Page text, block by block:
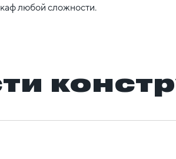
любой сложности.